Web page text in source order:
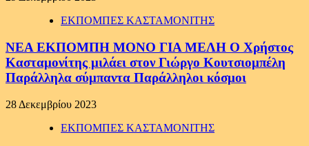
ΕΚΠΟΜΠΕΣ ΚΑΣΤΑΜΟΝΙΤΗΣ
ΝΕΑ ΕΚΠΟΜΠΗ ΜΟΝΟ ΓΙΑ ΜΕΛΗ Ο Χρήστος
Κασταμονίτης μιλάει στον Γιώργο Κουτσιομπέλη
Παράλληλα σύμπαντα Παράλληλοι κόσμοι
28 Δεκεμβρίου 2023
ΕΚΠΟΜΠΕΣ ΚΑΣΤΑΜΟΝΙΤΗΣ